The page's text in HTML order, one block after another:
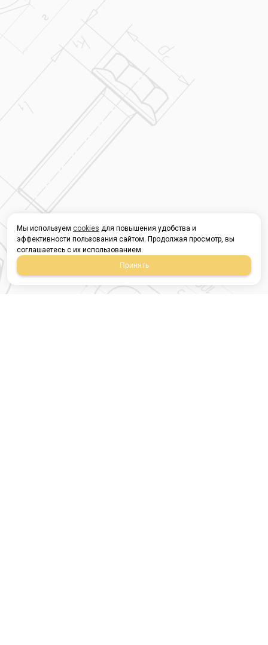
Мы используем cookies для повышения удобства и
эффективности пользования сайтом. Продолжая просмотр, вы
соглашаетесь с их использованием.
Принять